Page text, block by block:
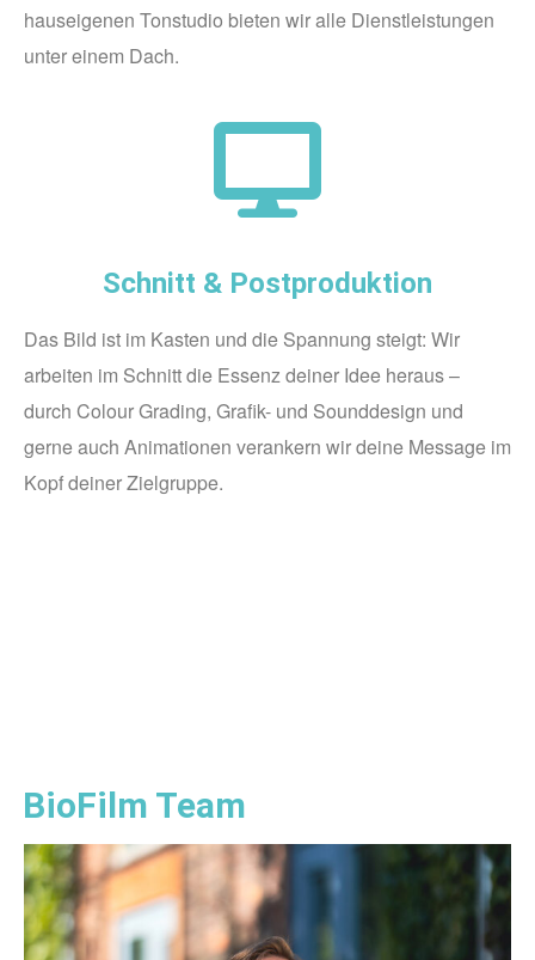
hauseigenen Tonstudio bieten wir alle Dienstleistungen
unter einem Dach.
Schnitt & Postproduktion
Das Bild ist im Kasten und die Spannung steigt: Wir
arbeiten im Schnitt die Essenz deiner Idee heraus –
durch Colour Grading, Grafik- und Sounddesign und
gerne auch Animationen verankern wir deine Message im
Kopf deiner Zielgruppe.
BioFilm Team